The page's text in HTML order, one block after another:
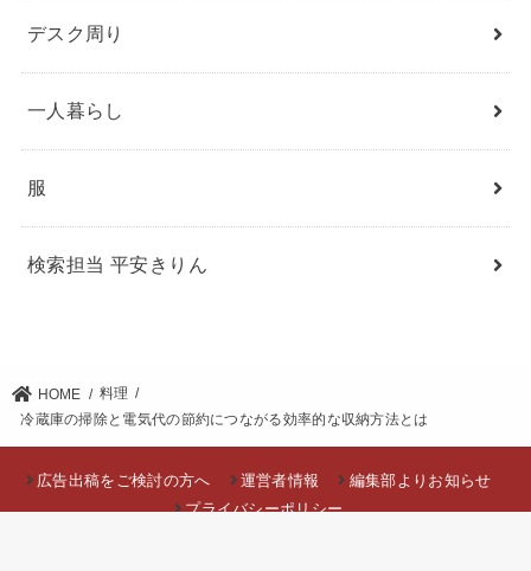
デスク周り
一人暮らし
服
検索担当 平安きりん
HOME
料理
冷蔵庫の掃除と電気代の節約につながる効率的な収納方法とは
広告出稿をご検討の方へ 運営者情報
編集部よりお知らせ
プライバシーポリシー